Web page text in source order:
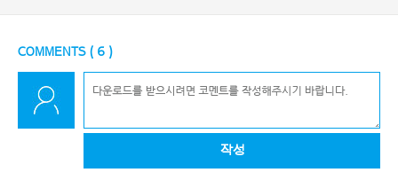
COMMENTS ( 6 )
작성